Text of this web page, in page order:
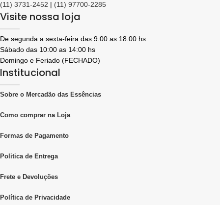
(11) 3731-2452 | (11) 97700-2285
Visite nossa loja
De segunda a sexta-feira das 9:00 as 18:00 hs
Sábado das 10:00 as 14:00 hs
Domingo e Feriado (FECHADO)
Institucional
Sobre o Mercadão das Essências
Como comprar na Loja
Formas de Pagamento
Politica de Entrega
Frete e Devoluções
Política de Privacidade